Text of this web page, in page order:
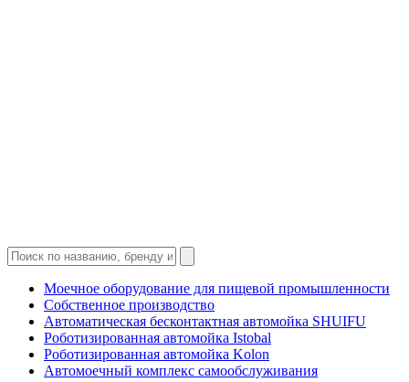
Моечное оборудование для пищевой промышленности
Собственное производство
Автоматическая бесконтактная автомойка SHUIFU
Роботизированная автомойка Istobal
Роботизированная автомойка Kolon
Автомоечный комплекс самообслуживания